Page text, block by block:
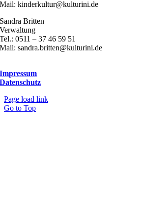
Mail: kinderkultur@kulturini.de
Sandra Britten
Verwaltung
Tel.: 0511 – 37 46 59 51
Mail: sandra.britten@kulturini.de
Impressum
Datenschutz
Page load link
Go to Top